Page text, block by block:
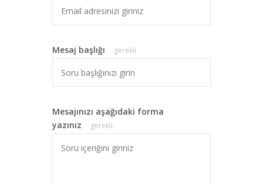
Mesaj başlığı gerekli
Mesajınızı aşağıdaki forma
yazınız
gerekli